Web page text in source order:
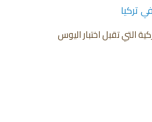
تركيا
التي تقبل اختبار اليوس